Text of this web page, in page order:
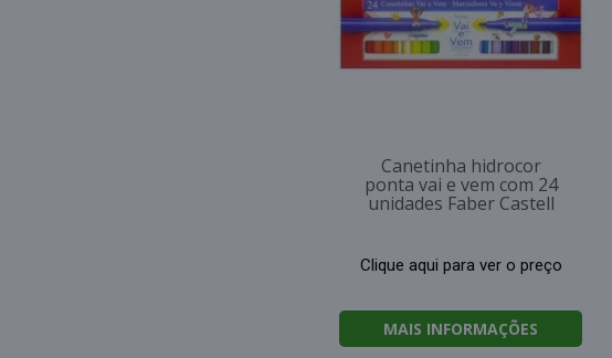
Canetinha hidrocor
ponta vai e vem com 24
unidades Faber Castell
Clique aqui para ver o preço
MAIS INFORMAÇÕES